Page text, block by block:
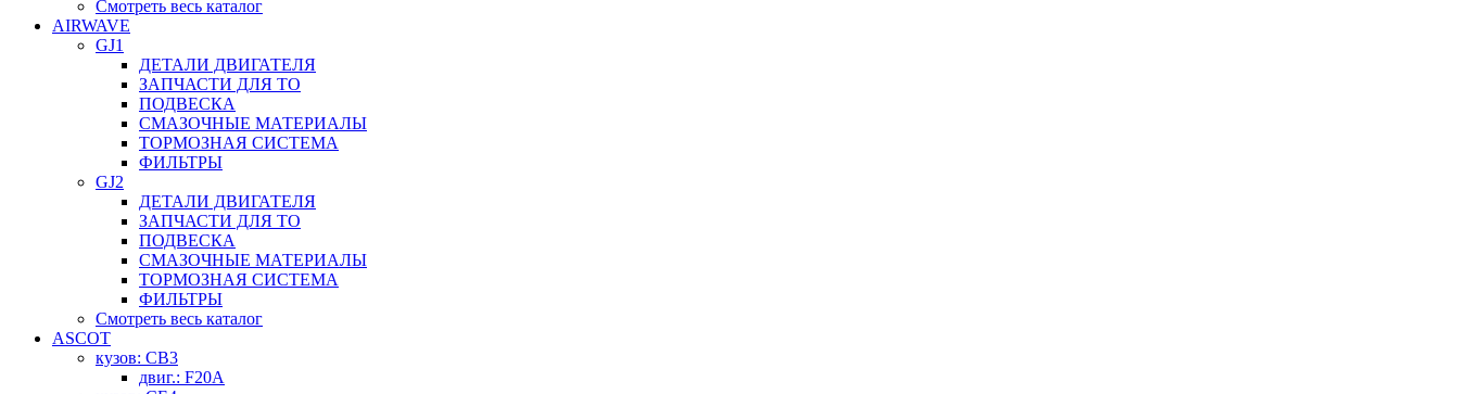
Смотреть весь каталог
AIRWAVE
GJ1
ДЕТАЛИ ДВИГАТЕЛЯ
ЗАПЧАСТИ ДЛЯ ТО
ПОДВЕСКА
СМАЗОЧНЫЕ МАТЕРИАЛЫ
ТОРМОЗНАЯ СИСТЕМА
ФИЛЬТРЫ
GJ2
ДЕТАЛИ ДВИГАТЕЛЯ
ЗАПЧАСТИ ДЛЯ ТО
ПОДВЕСКА
СМАЗОЧНЫЕ МАТЕРИАЛЫ
ТОРМОЗНАЯ СИСТЕМА
ФИЛЬТРЫ
Смотреть весь каталог
ASCOT
кузов: CB3
двиг.: F20A